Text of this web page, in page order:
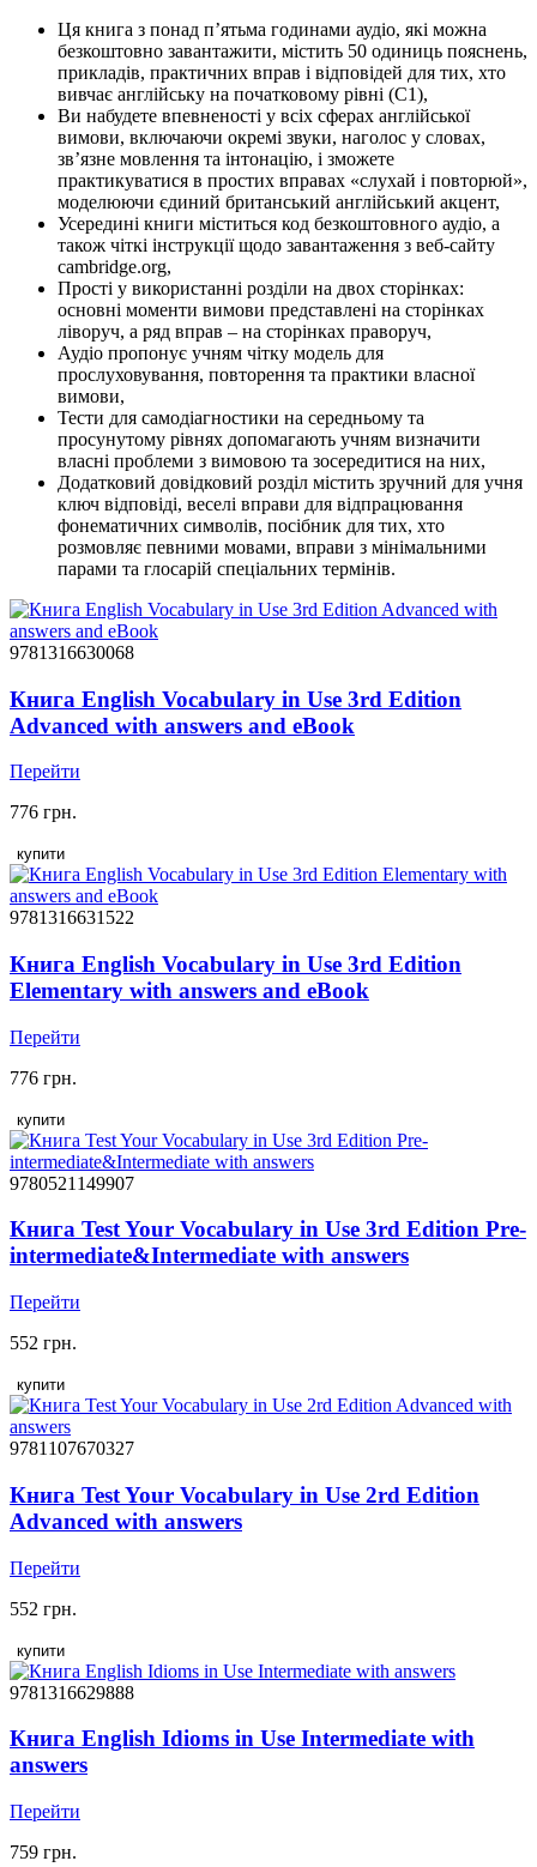
Ця книга з понад п’ятьма годинами аудіо, які можна
безкоштовно завантажити, містить 50 одиниць пояснень,
прикладів, практичних вправ і відповідей для тих, хто
вивчає англійську на початковому рівні (C1),
Ви набудете впевненості у всіх сферах англійської
вимови, включаючи окремі звуки, наголос у словах,
зв’язне мовлення та інтонацію, і зможете
практикуватися в простих вправах «слухай і повторюй»,
моделюючи єдиний британський англійський акцент,
Усередині книги міститься код безкоштовного аудіо, а
також чіткі інструкції щодо завантаження з веб-сайту
cambridge.org,
Прості у використанні розділи на двох сторінках:
основні моменти вимови представлені на сторінках
ліворуч, а ряд вправ – на сторінках праворуч,
Аудіо пропонує учням чітку модель для
прослуховування, повторення та практики власної
вимови,
Тести для самодіагностики на середньому та
просунутому рівнях допомагають учням визначити
власні проблеми з вимовою та зосередитися на них,
Додатковий довідковий розділ містить зручний для учня
ключ відповіді, веселі вправи для відпрацювання
фонематичних символів, посібник для тих, хто
розмовляє певними мовами, вправи з мінімальними
парами та глосарій спеціальних термінів.
9781316630068
Книга English Vocabulary in Use 3rd Edition
Advanced with answers and eBook
Перейти
776 грн.
купити
9781316631522
Книга English Vocabulary in Use 3rd Edition
Elementary with answers and eBook
Перейти
776 грн.
купити
9780521149907
Книга Test Your Vocabulary in Use 3rd Edition Pre-
intermediate&Intermediate with answers
Перейти
552 грн.
купити
9781107670327
Книга Test Your Vocabulary in Use 2rd Edition
Advanced with answers
Перейти
552 грн.
купити
9781316629888
Книга English Idioms in Use Intermediate with
answers
Перейти
759 грн.